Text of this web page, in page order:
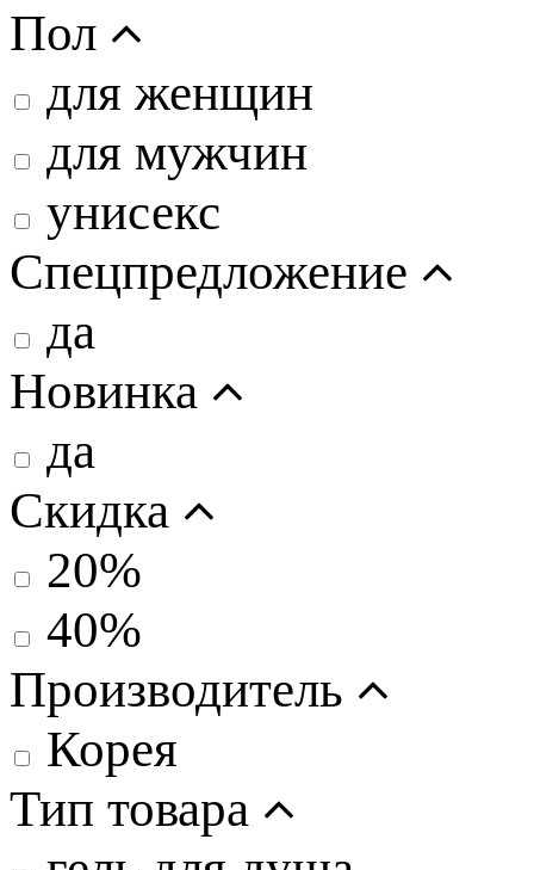
Пол
для женщин
для мужчин
унисекс
Спецпредложение
да
Новинка
да
Скидка
20%
40%
Производитель
Корея
Тип товара